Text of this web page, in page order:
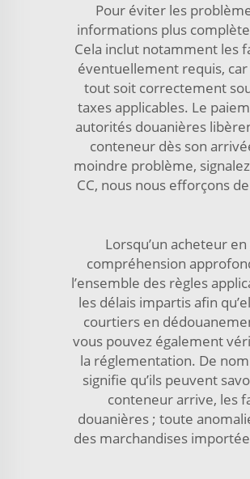
Pour éviter les
informations plus
Cela inclut notamment les
éventuellement requis,
tout soit correctement
taxes applicables. Le
autorités douanières
conteneur dès son
moindre problème,
CC, nous nous efforçons
Lorsqu’un acheteur
compréhension
l’ensemble des règles
les délais impartis afin
courtiers en
vous pouvez également
la réglementation. De
signifie qu’ils peuvent
conteneur arrive, les
douanières ; toute
des marchandises